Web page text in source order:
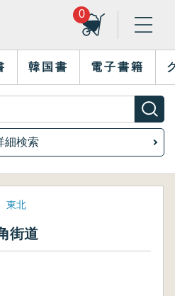
0
韓国書 電子書籍
細検索
東北
街道